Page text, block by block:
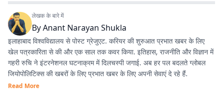
लेखक के बारे में
ByAnant Narayan Shukla
इलाहाबाद विश्वविद्यालय से पोस्ट ग्रेजुएट. करियर की शुरुआत प्रभात खबर के लिए
खेल पत्रकारिता से की और एक साल तक कवर किया. इतिहास, राजनीति और विज्ञान में
गहरी रुचि ने इंटरनेशनल घटनाक्रम में दिलचस्पी जगाई. अब हर पल बदलते ग्लोबल
जियोपोलिटिक्स की खबरों के लिए प्रभात खबर के लिए अपनी सेवाएं दे रहे हैं.
Read More